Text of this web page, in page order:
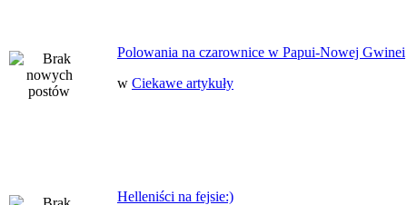
Polowania na czarownice w Papui-Nowej Gwinei
w Ciekawe artykuły
Helleniści na fejsie:)